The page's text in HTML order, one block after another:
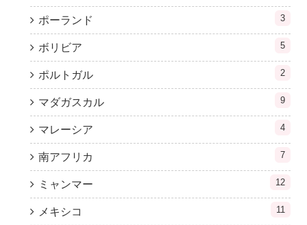
ポーランド 3
ボリビア 5
ポルトガル 2
マダガスカル 9
マレーシア 4
南アフリカ 7
ミャンマー 12
メキシコ 11